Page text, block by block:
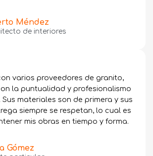
Méndez
de interiores
varios proveedores de granito,
la puntualidad y profesionalismo
materiales son de primera y sus
siempre se respetan, lo cual es
mis obras en tiempo y forma.
Gómez